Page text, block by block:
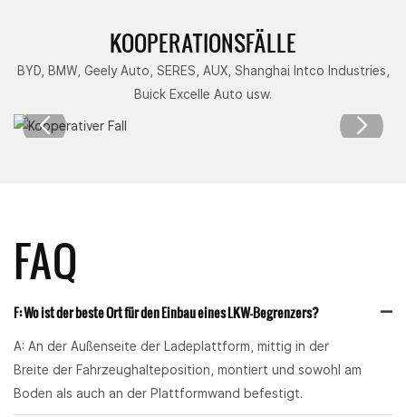
KOOPERATIONSFÄLLE
BYD, BMW, Geely Auto, SERES, AUX, Shanghai Intco Industries,
Buick Excelle Auto usw.
FAQ
F: Wo ist der beste Ort für den Einbau eines LKW-Begrenzers?
A: An der Außenseite der Ladeplattform, mittig in der
Breite der Fahrzeughalteposition, montiert und sowohl am
Boden als auch an der Plattformwand befestigt.